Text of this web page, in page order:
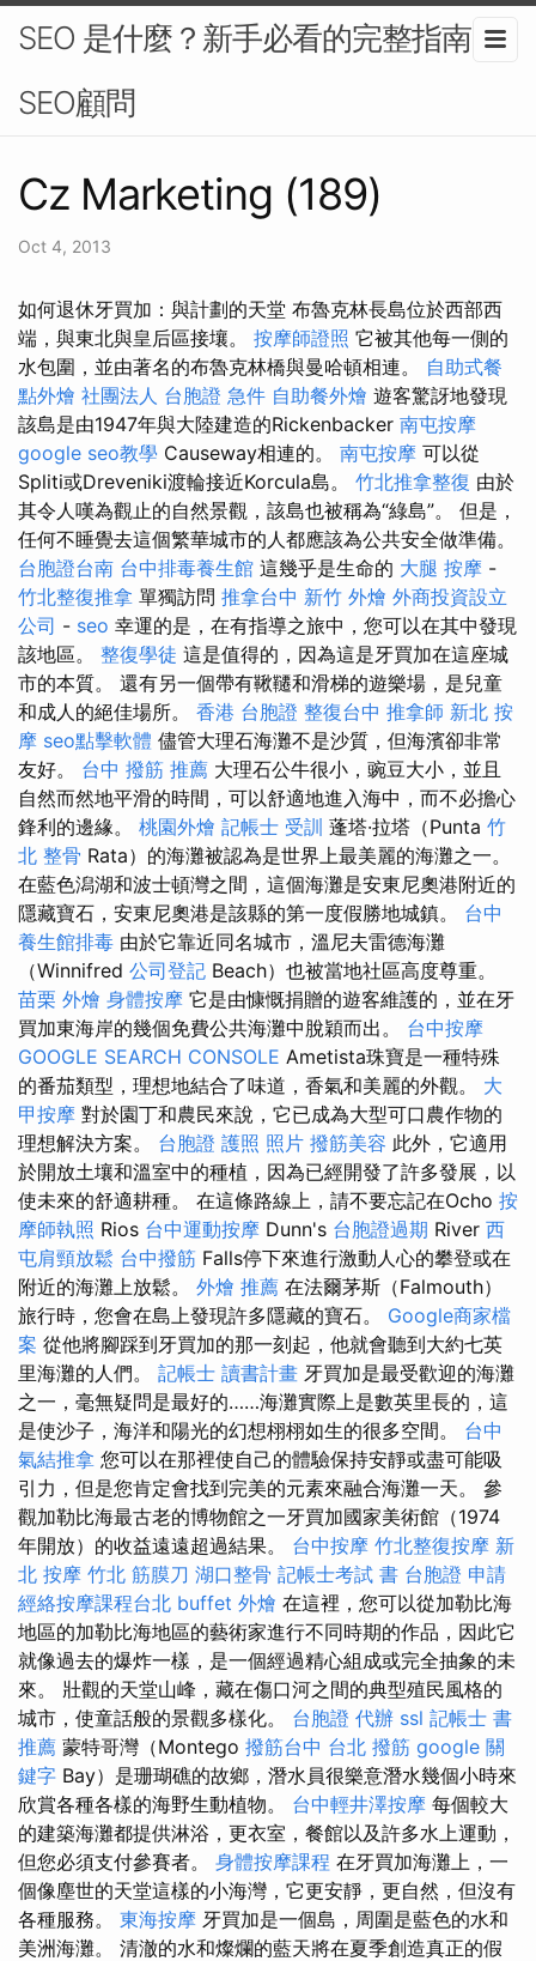
SEO 是什麼？新手必看的完整指南-
SEO顧問
Cz Marketing (189)
Oct 4, 2013
如何退休牙買加：與計劃的天堂 布魯克林長島位於西部西
端，與東北與皇后區接壤。 按摩師證照 它被其他每一側的
水包圍，並由著名的布魯克林橋與曼哈頓相連。 自助式餐
點外燴 社團法人 台胞證 急件 自助餐外燴 遊客驚訝地發現
該島是由1947年與大陸建造的Rickenbacker 南屯按摩
google seo教學 Causeway相連的。 南屯按摩 可以從
Spliti或Dreveniki渡輪接近Korcula島。 竹北推拿整復 由於
其令人嘆為觀止的自然景觀，該島也被稱為“綠島”。 但是，
任何不睡覺去這個繁華城市的人都應該為公共安全做準備。
台胞證台南 台中排毒養生館 這幾乎是生命的 大腿 按摩 -
竹北整復推拿 單獨訪問 推拿台中 新竹 外燴 外商投資設立
公司 - seo 幸運的是，在有指導之旅中，您可以在其中發現
該地區。 整復學徒 這是值得的，因為這是牙買加在這座城
市的本質。 還有另一個帶有鞦韆和滑梯的遊樂場，是兒童
和成人的絕佳場所。 香港 台胞證 整復台中 推拿師 新北 按
摩 seo點擊軟體 儘管大理石海灘不是沙質，但海濱卻非常
友好。 台中 撥筋 推薦 大理石公牛很小，豌豆大小，並且
自然而然地平滑的時間，可以舒適地進入海中，而不必擔心
鋒利的邊緣。 桃園外燴 記帳士 受訓 蓬塔·拉塔（Punta 竹
北 整骨 Rata）的海灘被認為是世界上最美麗的海灘之一。
在藍色潟湖和波士頓灣之間，這個海灘是安東尼奧港附近的
隱藏寶石，安東尼奧港是該縣的第一度假勝地城鎮。 台中
養生館排毒 由於它靠近同名城市，溫尼夫雷德海灘
（Winnifred 公司登記 Beach）也被當地社區高度尊重。
苗栗 外燴 身體按摩 它是由慷慨捐贈的遊客維護的，並在牙
買加東海岸的幾個免費公共海灘中脫穎而出。 台中按摩
GOOGLE SEARCH CONSOLE Ametista珠寶是一種特殊
的番茄類型，理想地結合了味道，香氣和美麗的外觀。 大
甲按摩 對於園丁和農民來說，它已成為大型可口農作物的
理想解決方案。 台胞證 護照 照片 撥筋美容 此外，它適用
於開放土壤和溫室中的種植，因為已經開發了許多發展，以
使未來的舒適耕種。 在這條路線上，請不要忘記在Ocho 按
摩師執照 Rios 台中運動按摩 Dunn's 台胞證過期 River 西
屯肩頸放鬆 台中撥筋 Falls停下來進行激動人心的攀登或在
附近的海灘上放鬆。 外燴 推薦 在法爾茅斯（Falmouth）
旅行時，您會在島上發現許多隱藏的寶石。 Google商家檔
案 從他將腳踩到牙買加的那一刻起，他就會聽到大約七英
里海灘的人們。 記帳士 讀書計畫 牙買加是最受歡迎的海灘
之一，毫無疑問是最好的……海灘實際上是數英里長的，這
是使沙子，海洋和陽光的幻想栩栩如生的很多空間。 台中
氣結推拿 您可以在那裡使自己的體驗保持安靜或盡可能吸
引力，但是您肯定會找到完美的元素來融合海灘一天。 參
觀加勒比海最古老的博物館之一牙買加國家美術館（1974
年開放）的收益遠遠超過結果。 台中按摩 竹北整復按摩 新
北 按摩 竹北 筋膜刀 湖口整骨 記帳士考試 書 台胞證 申請
經絡按摩課程台北 buffet 外燴 在這裡，您可以從加勒比海
地區的加勒比海地區的藝術家進行不同時期的作品，因此它
就像過去的爆炸一樣，是一個經過精心組成或完全抽象的未
來。 壯觀的天堂山峰，藏在傷口河之間的典型殖民風格的
城市，使童話般的景觀多樣化。 台胞證 代辦 ssl 記帳士 書
推薦 蒙特哥灣（Montego 撥筋台中 台北 撥筋 google 關
鍵字 Bay）是珊瑚礁的故鄉，潛水員很樂意潛水幾個小時來
欣賞各種各樣的海野生動植物。 台中輕井澤按摩 每個較大
的建築海灘都提供淋浴，更衣室，餐館以及許多水上運動，
但您必須支付參賽者。 身體按摩課程 在牙買加海灘上，一
個像塵世的天堂這樣的小海灣，它更安靜，更自然，但沒有
各種服務。 東海按摩 牙買加是一個島，周圍是藍色的水和
美洲海灘。 清澈的水和燦爛的藍天將在夏季創造真正的假